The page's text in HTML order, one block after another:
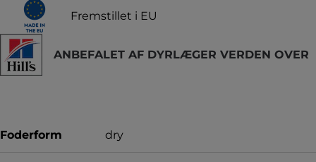
Fremstillet i EU
ANBEFALET AF DYRLÆGER VERDEN OVER
Foderform dry